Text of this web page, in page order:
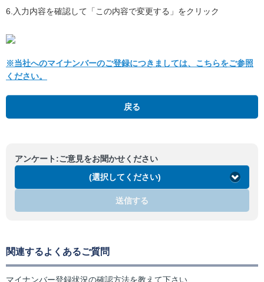
6.入力内容を確認して「この内容で変更する」をクリック
※当社へのマイナンバーのご登録につきましては、こちらをご参照
ください。
戻る
アンケート:ご意見をお聞かせください
(選択してください)
送信する
関連するよくあるご質問
マイナンバー登録状況の確認方法を教えて下さい